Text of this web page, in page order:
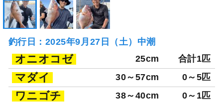
釣行日：2025年9月27日（土）中潮
オニオコゼ 25cm 合計1匹
マダイ 30～57cm 0～5匹
ワニゴチ 38～40cm 0～1匹